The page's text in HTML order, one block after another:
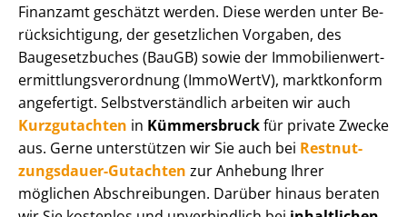
Finanzamt geschätzt werden. Diese werden unter Be­
rück­sich­ti­gung, der gesetzlichen Vorgaben, des
Baugesetzbuches (BauGB) sowie der Im­mo­bi­li­en­wert­
ermitt­lungs­ver­ord­nung (ImmoWertV), marktkonform
angefertigt. Selbst­ver­ständ­lich arbeiten wir auch
Kurzgutachten in Kümmersbruckfür private Zwecke
aus. Gerne unterstützen wir Sie auch bei Rest­nut­
zungs­dau­er-Gutachten zur Anhebung Ihrer
möglichen Abschreibungen. Darüber hinaus beraten